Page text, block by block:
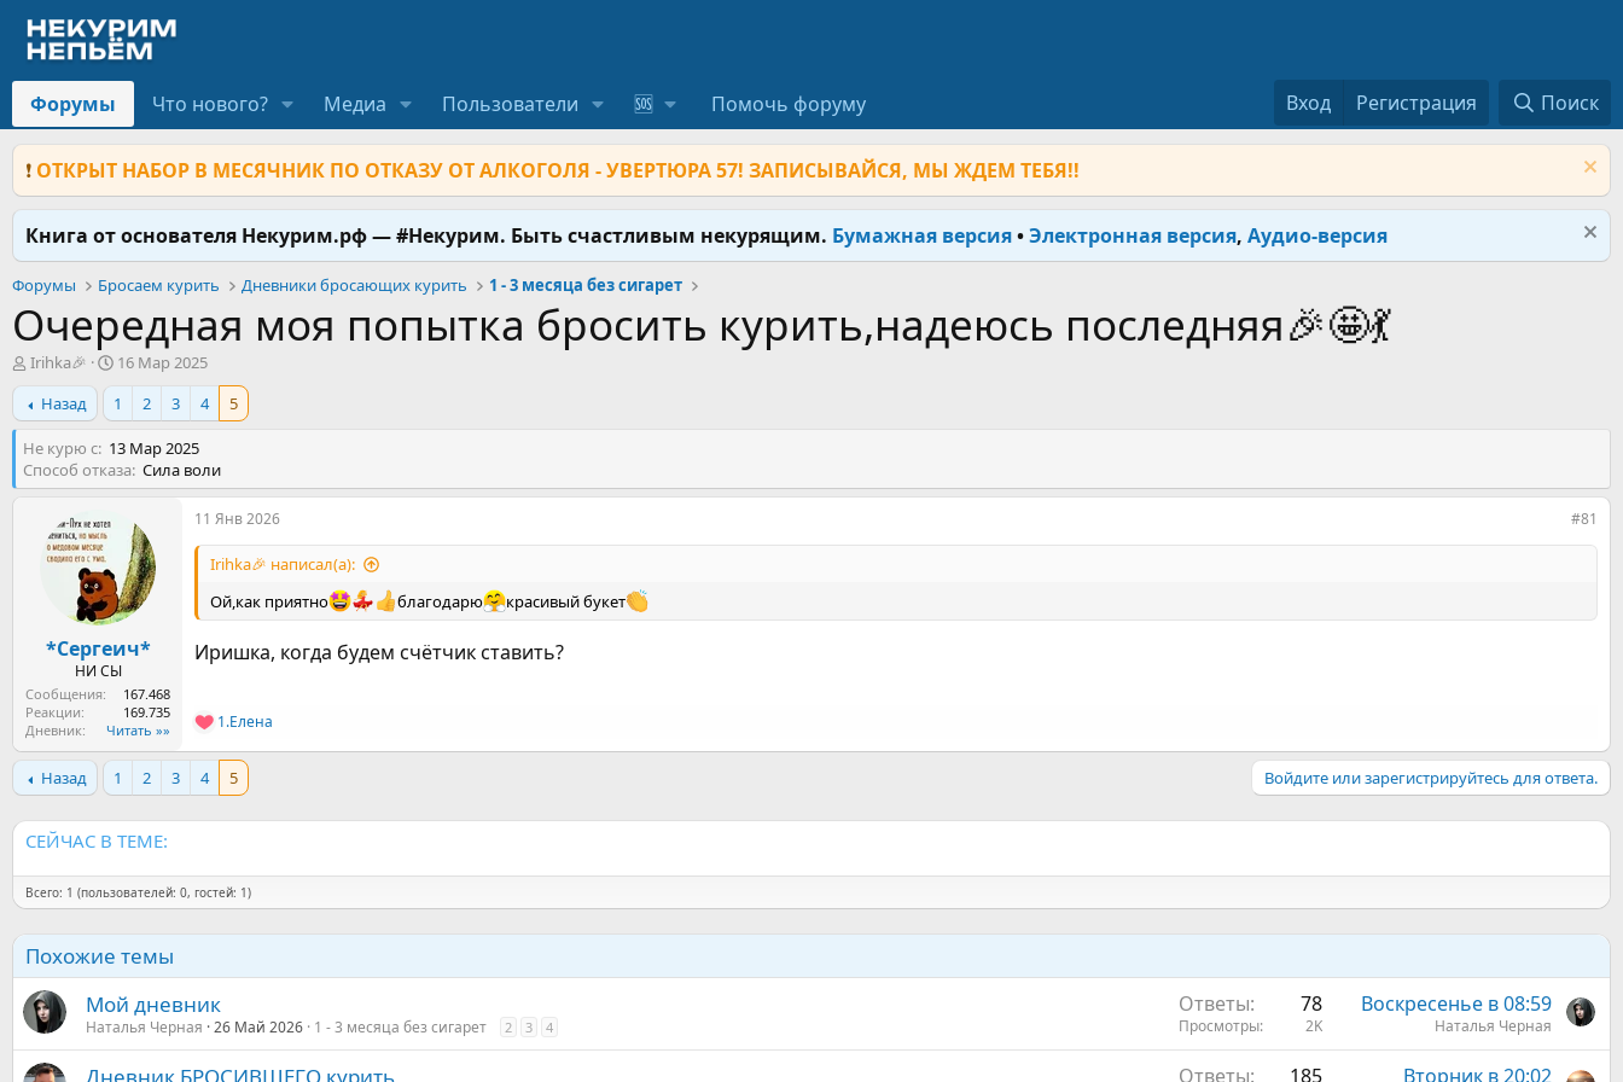
Форумы Что нового? Медиа Пользователи 🆘 Помочь форуму Вход Регистрация Поиск
❗ ОТКРЫТ НАБОР В МЕСЯЧНИК ПО ОТКАЗУ ОТ АЛКОГОЛЯ - УВЕРТЮРА 57! ЗАПИСЫВАЙСЯ, МЫ ЖДЕМ ТЕБЯ!!
Книга от основателя Некурим.рф — #Некурим. Быть счастливым некурящим. Бумажная версия•Электронная версия, Аудио-версия
Форумы Бросаем курить Дневники бросающих курить 1 - 3 месяца без сигарет
Очередная моя попытка бросить курить,надеюсь последняя🎉🤩💃
А
в
т
о
р
т
е
Irihka🎉
Д
а
т
а
н
а
ч
16 Мар 2025
Назад
1 2 3 4 5
Не курю с 13 Мар 2025
Способ отказа Сила воли
*Сергеич*
НИ СЫ
Сообщения
167.468
Реакции
169.735
Дневник
Читать »»
11 Янв 2026 #81
Irihka🎉 написал(а):
Ой,как приятно
благодарю красивый букет
Иришка, когда будем счётчик ставить?
Р
е
и
1.Елена
Назад 1 2 3 4 5 Войдите или зарегистрируйтесь для ответа.
СЕЙЧАС В ТЕМЕ:
Всего: 1 (пользователей: 0, гостей: 1)
Похожие темы
Мой дневник
Наталья Черная 26 Май 2026 1 - 3 месяца без сигарет 2 3 4
Ответы 78
Просмотры 2K
Воскресенье в 08:59
Наталья Черная
Ответы 185 Вторник в 20:02